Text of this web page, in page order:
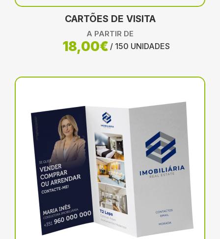
CARTÕES DE VISITA
A PARTIR DE
18,00€ / 150 UNIDADES